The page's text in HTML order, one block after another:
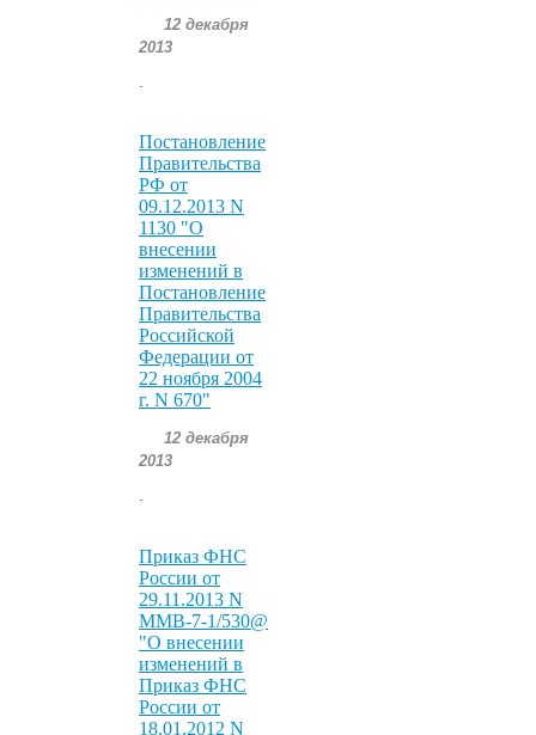
12 декабря
2013
Постановление
Правительства
РФ от
09.12.2013 N
1130 "О
внесении
изменений в
Постановление
Правительства
Российской
Федерации от
22 ноября 2004
г. N 670"
12 декабря
2013
.
Приказ ФНС
России от
29.11.2013 N
ММВ-7-1/530@
"О внесении
изменений в
Приказ ФНС
России от
18.01.2012 N